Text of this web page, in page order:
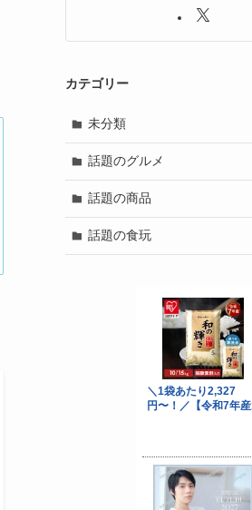
カテゴリー
未分類
話題のグルメ
話題の商品
話題の食玩